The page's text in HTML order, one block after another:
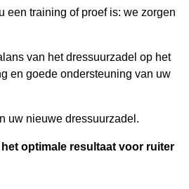
een training of proef is: we zorgen
van het dressuurzadel op het
en goede ondersteuning van uw
uw nieuwe dressuurzadel.
optimale resultaat voor ruiter